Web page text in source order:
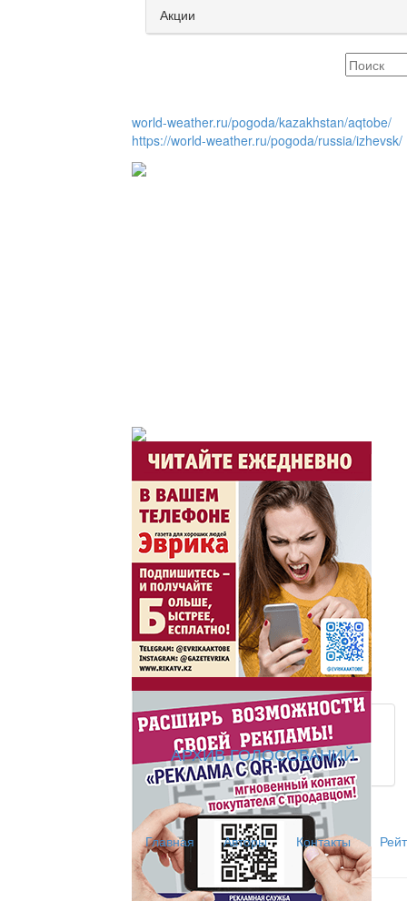
Акции
world-weather.ru/pogoda/kazakhstan/aqtobe/
https://world-weather.ru/pogoda/russia/izhevsk/
АРХИВ ГОЛОСОВАНИЙ
Главная Авторы Контакты